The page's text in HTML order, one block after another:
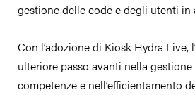
gestione delle code e degli utenti in
Con l’adozione di Kiosk Hydra Live,
ulteriore passo avanti nella
competenze e nell’efficientamento